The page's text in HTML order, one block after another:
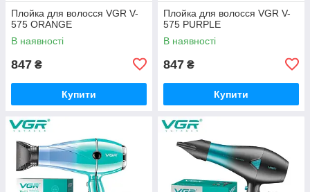
Плойка для волосся VGR V-
575 ORANGE
В наявності
847 ₴
Купити
Плойка для волосся VGR V-
575 PURPLE
В наявності
847 ₴
Купити